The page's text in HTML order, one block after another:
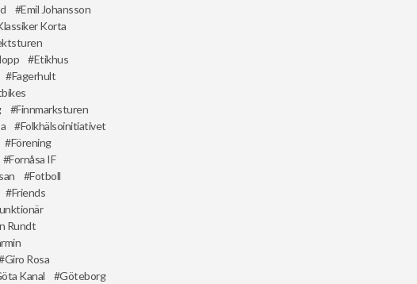
Emil Johansson
Korta
Etikhus
Fagerhult
Finnmarksturen
Folkhälsoinitiativet
Förening
Fornåsa IF
Fotboll
Friends
Rundt
Giro Rosa
Kanal
Göteborg